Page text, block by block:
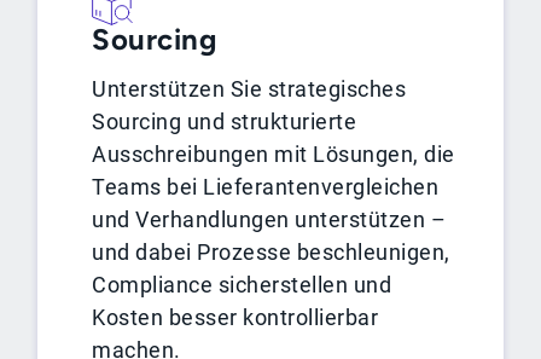
Sourcing
Unterstützen Sie strategisches
Sourcing und strukturierte
Ausschreibungen mit Lösungen, die
Teams bei Lieferantenvergleichen
und Verhandlungen unterstützen –
und dabei Prozesse beschleunigen,
Compliance sicherstellen und
Kosten besser kontrollierbar
machen.